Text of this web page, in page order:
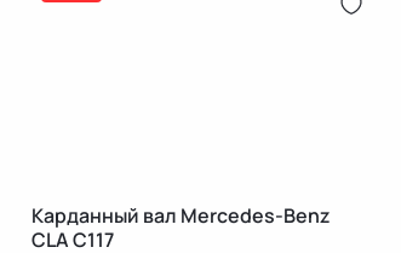
Карданный вал Mercedes-Benz
CLA C117